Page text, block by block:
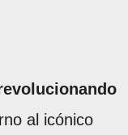
al icónico